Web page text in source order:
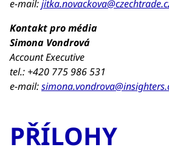
e-mail:
Kontakt pro média
Simona Vondrová
Account Executive
tel.: +420 775 986 531
e-mail:
PŘÍLOHY